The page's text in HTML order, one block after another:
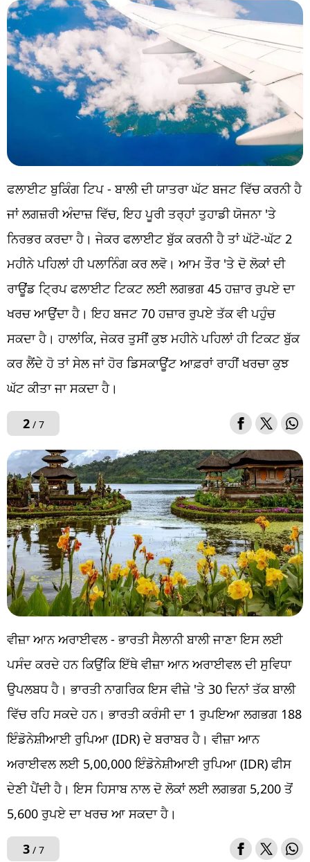
ਫਲਾਈਟ ਬੁਕਿੰਗ ਟਿਪ - ਬਾਲੀ ਦੀ ਯਾਤਰਾ ਘੱਟ ਬਜਟ ਵਿੱਚ ਕਰਨੀ ਹੈ
ਜਾਂ ਲਗਜ਼ਰੀ ਅੰਦਾਜ਼ ਵਿੱਚ, ਇਹ ਪੂਰੀ ਤਰ੍ਹਾਂ ਤੁਹਾਡੀ ਯੋਜਨਾ 'ਤੇ
ਨਿਰਭਰ ਕਰਦਾ ਹੈ। ਜੇਕਰ ਫਲਾਈਟ ਬੁੱਕ ਕਰਨੀ ਹੈ ਤਾਂ ਘੱਟੋ-ਘੱਟ 2
ਮਹੀਨੇ ਪਹਿਲਾਂ ਹੀ ਪਲਾਨਿੰਗ ਕਰ ਲਵੋ। ਆਮ ਤੌਰ 'ਤੇ ਦੋ ਲੋਕਾਂ ਦੀ
ਰਾਊਂਡ ਟ੍ਰਿਪ ਫਲਾਈਟ ਟਿਕਟ ਲਈ ਲਗਭਗ 45 ਹਜ਼ਾਰ ਰੁਪਏ ਦਾ
ਖਰਚ ਆਉਂਦਾ ਹੈ। ਇਹ ਬਜਟ 70 ਹਜ਼ਾਰ ਰੁਪਏ ਤੱਕ ਵੀ ਪਹੁੰਚ
ਸਕਦਾ ਹੈ। ਹਾਲਾਂਕਿ, ਜੇਕਰ ਤੁਸੀਂ ਕੁਝ ਮਹੀਨੇ ਪਹਿਲਾਂ ਹੀ ਟਿਕਟ ਬੁੱਕ
ਕਰ ਲੈਂਦੇ ਹੋ ਤਾਂ ਸੇਲ ਜਾਂ ਹੋਰ ਡਿਸਕਾਊਂਟ ਆਫ਼ਰਾਂ ਰਾਹੀਂ ਖਰਚਾ ਕੁਝ
ਘੱਟ ਕੀਤਾ ਜਾ ਸਕਦਾ ਹੈ।
2/ 7
ਵੀਜ਼ਾ ਆਨ ਅਰਾਈਵਲ - ਭਾਰਤੀ ਸੈਲਾਨੀ ਬਾਲੀ ਜਾਣਾ ਇਸ ਲਈ
ਪਸੰਦ ਕਰਦੇ ਹਨ ਕਿਉਂਕਿ ਇੱਥੇ ਵੀਜ਼ਾ ਆਨ ਅਰਾਈਵਲ ਦੀ ਸੁਵਿਧਾ
ਉਪਲਬਧ ਹੈ। ਭਾਰਤੀ ਨਾਗਰਿਕ ਇਸ ਵੀਜ਼ੇ 'ਤੇ 30 ਦਿਨਾਂ ਤੱਕ ਬਾਲੀ
ਵਿੱਚ ਰਹਿ ਸਕਦੇ ਹਨ। ਭਾਰਤੀ ਕਰੰਸੀ ਦਾ 1 ਰੁਪਇਆ ਲਗਭਗ 188
ਇੰਡੋਨੇਸ਼ੀਆਈ ਰੁਪਿਆ (IDR) ਦੇ ਬਰਾਬਰ ਹੈ। ਵੀਜ਼ਾ ਆਨ
ਅਰਾਈਵਲ ਲਈ 5,00,000 ਇੰਡੋਨੇਸ਼ੀਆਈ ਰੁਪਿਆ (IDR) ਫੀਸ
ਦੇਣੀ ਪੈਂਦੀ ਹੈ। ਇਸ ਹਿਸਾਬ ਨਾਲ ਦੋ ਲੋਕਾਂ ਲਈ ਲਗਭਗ 5,200 ਤੋਂ
5,600 ਰੁਪਏ ਦਾ ਖਰਚ ਆ ਸਕਦਾ ਹੈ।
3/ 7